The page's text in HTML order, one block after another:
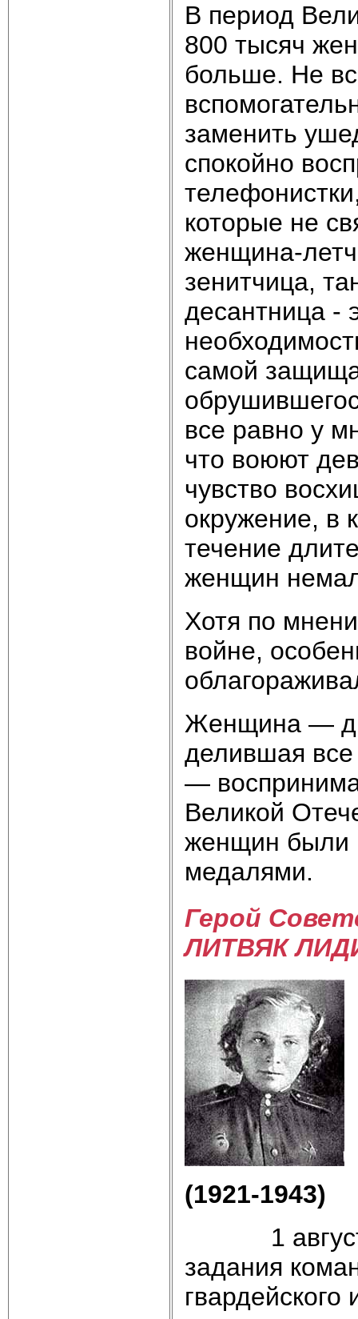
В период
800 тысяч
больше. Не
заменить
спокойно
которые не
женщина-
зенитчица,
десантница -
самой
все равно у
что воюют
чувство
окружение, в
течение
женщин
Хотя по
войне,
Женщина —
делившая
—
Великой
женщин были
медалями.
Герой
ЛИТВЯК
(1921-1943)
1 августа
задания
гвардейского